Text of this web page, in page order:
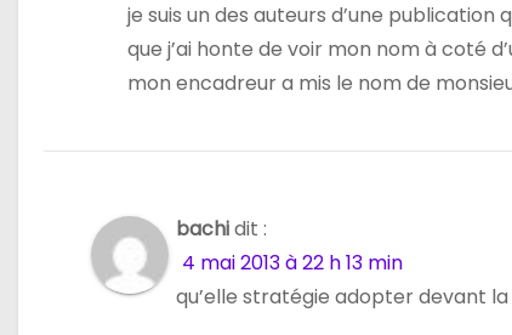
je suis un des auteurs d’une
que j’ai honte de voir mon nom à coté
mon encadreur a mis le nom de
bachidit :
4 mai 2013 à 22 h 13 min
qu’elle stratégie adopter devant la